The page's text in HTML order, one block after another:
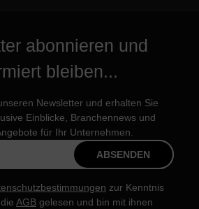
abonnieren und
bleiben...
Newsletter und erhalten Sie
Einblicke, Branchennews und
für Ihr Unternehmen.
ABSENDEN
zur Kenntnis
AGB gelesen und bin mit ihnen